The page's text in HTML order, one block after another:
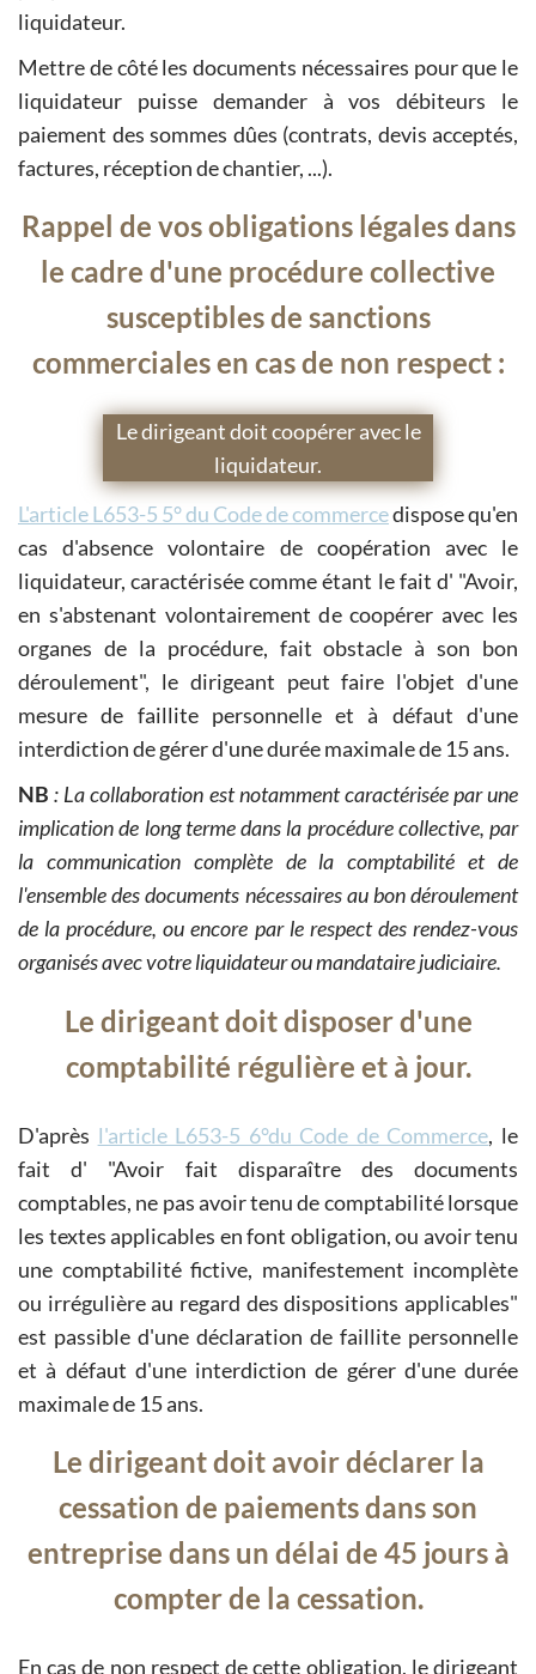
liquidateur.
Mettre de côté les documents nécessaires pour que le
liquidateur puisse demander à vos débiteurs le
paiement des sommes dûes (contrats, devis acceptés,
factures, réception de chantier, ...).
Rappel de vos obligations légales dans
le cadre d'une procédure collective
susceptibles de sanctions
commerciales en cas de non respect :
Le dirigeant doit coopérer avec le
liquidateur.
L'article L653-5 5° du Code de commercedispose qu'en
cas d'absence volontaire de coopération avec le
liquidateur, caractérisée comme étant le fait d' "Avoir,
en s'abstenant volontairement de coopérer avec les
organes de la procédure, fait obstacle à son bon
déroulement", le dirigeant peut faire l'objet d'une
mesure de faillite personnelle et à défaut d'une
interdiction de gérer d'une durée maximale de 15 ans.
NB : La collaboration est notamment caractérisée par une
implication de long terme dans la procédure collective, par
la communication complète de la comptabilité et de
l'ensemble des documents nécessaires au bon déroulement
de la procédure, ou encore par le respect des rendez-vous
organisés avec votre liquidateur ou mandataire judiciaire.
Le dirigeant doit disposer d'une
comptabilité régulière et à jour.
D'après l'article L653-5 6°du Code de Commerce, le
fait d'
Avoir fait disparaître des documents
comptables, ne pas avoir tenu de comptabilité lorsque
les textes applicables en font obligation, ou avoir tenu
une comptabilité fictive, manifestement incomplète
ou irrégulière au regard des dispositions applicables
est passible d'une déclaration de faillite personnelle
et à défaut d'une interdiction de gérer d'une durée
maximale de 15 ans.
Le dirigeant doit avoir déclarer la
cessation de paiements dans son
entreprise dans un délai de 45 jours à
compter de la cessation.
En cas de non respect de cette obligation, le dirigeant